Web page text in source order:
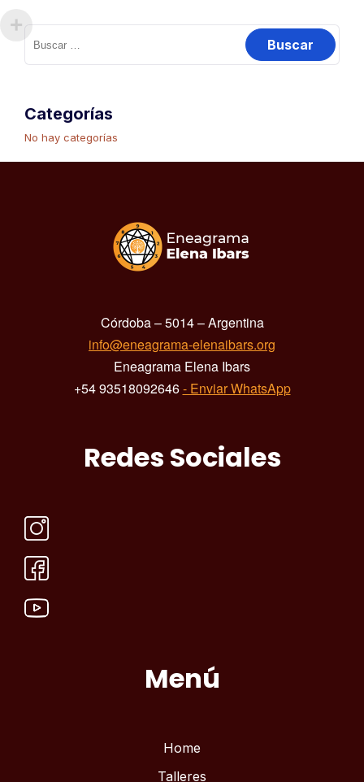
Categorías
No hay categorías
Córdoba – 5014 – Argentina
info@eneagrama-elenaibars.org
Eneagrama Elena Ibars
+54 93518092646- Enviar WhatsApp
Redes Sociales
Menú
Home
Talleres